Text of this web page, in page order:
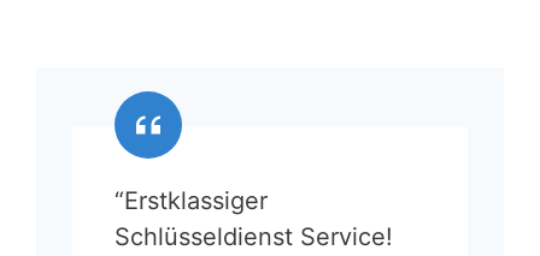
“Erstklassiger
Schlüsseldienst Service!